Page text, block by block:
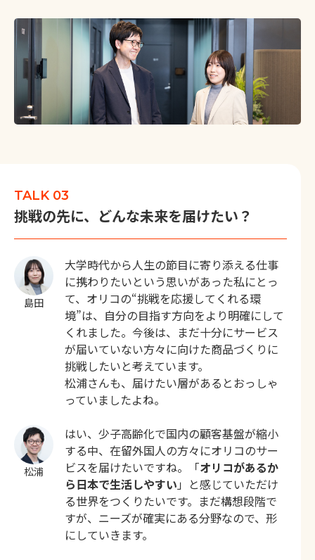
TALK 03
挑戦の先に、どんな未来を届けたい？
島田
大学時代から人生の節目に寄り添える仕事
に携わりたいという思いがあった私にとっ
て、オリコの“挑戦を応援してくれる環
境”は、自分の目指す方向をより明確にして
くれました。今後は、まだ十分にサービス
が届いていない方々に向けた商品づくりに
挑戦したいと考えています。
松浦さんも、届けたい層があるとおっしゃ
っていましたよね。
松浦
はい、少子高齢化で国内の顧客基盤が縮小
する中、在留外国人の方々にオリコのサー
ビスを届けたいですね。「オリコがあるか
ら日本で生活しやすい 」と感じていただけ
る世界をつくりたいです。まだ構想段階で
すが、ニーズが確実にある分野なので、形
にしていきます。